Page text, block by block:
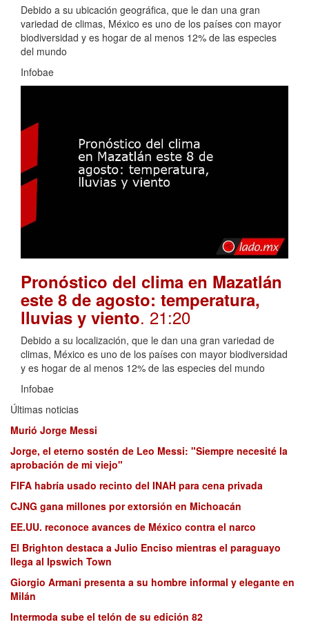
Debido a su ubicación geográfica, que le dan una gran
variedad de climas, México es uno de los países con mayor
biodiversidad y es hogar de al menos 12% de las especies
del mundo
Infobae
Pronóstico del clima en Mazatlán
este 8 de agosto: temperatura,
lluvias y viento. 21:20
Debido a su localización, que le dan una gran variedad de
climas, México es uno de los países con mayor biodiversidad
y es hogar de al menos 12% de las especies del mundo
Infobae
Últimas noticias
Murió Jorge Messi
Jorge, el eterno sostén de Leo Messi: "Siempre necesité la
aprobación de mi viejo"
FIFA habría usado recinto del INAH para cena privada
CJNG gana millones por extorsión en Michoacán
EE.UU. reconoce avances de México contra el narco
El Brighton destaca a Julio Enciso mientras el paraguayo
llega al Ipswich Town
Giorgio Armani presenta a su hombre informal y elegante en
Milán
Intermoda sube el telón de su edición 82